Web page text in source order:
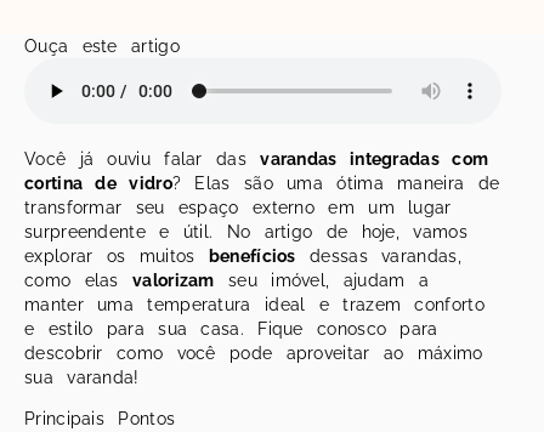
Ouça este artigo
Você já ouviu falar dasvarandas integradas com
cortina de vidro? Elas são uma ótima maneira de
transformar seu espaço externo em um lugar
surpreendente e útil. No artigo de hoje, vamos
explorar os muitos
benefícios dessas varandas,
como elasvalorizam seu imóvel, ajudam a
manter uma temperatura ideal e trazem conforto
e estilo para sua casa. Fique conosco para
descobrir como você pode aproveitar ao máximo
sua varanda!
Principais Pontos